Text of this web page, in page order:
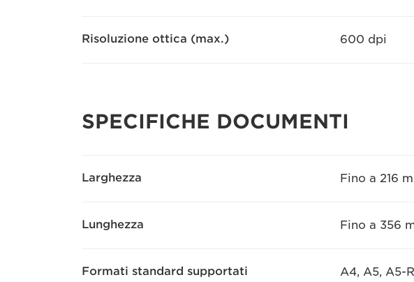
Risoluzione ottica (max.) 600 dpi
SPECIFICHE DOCUMENTI
Larghezza Fino a 216
Lunghezza Fino a 356
Formati standard supportati A4, A5, A5-